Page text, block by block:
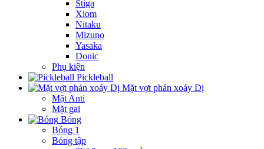
Stiga
Xiom
Nitaku
Mizuno
Yasaka
Donic
Phụ kiện
Pickleball
Mặt vợt phản xoáy Dị
Mặt Anti
Mặt gai
Bóng
Bóng 1
Bóng tập